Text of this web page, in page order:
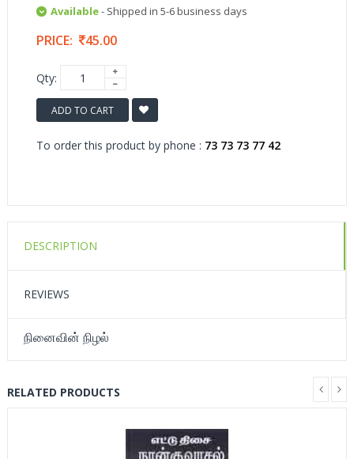
Available- Shipped in 5-6 business days
PRICE: 45.00
Qty:
ADD TO CART
To order this product by phone : 73 73 73 77 42
DESCRIPTION
REVIEWS
நினைவின் நிழல்
RELATED PRODUCTS